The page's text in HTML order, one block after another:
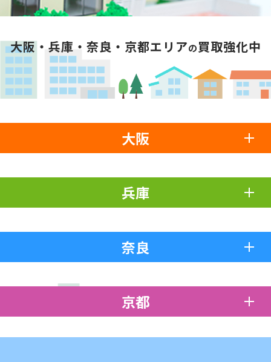
大阪・兵庫・奈良・京都エリアの買取強化中
大阪
兵庫
奈良
京都